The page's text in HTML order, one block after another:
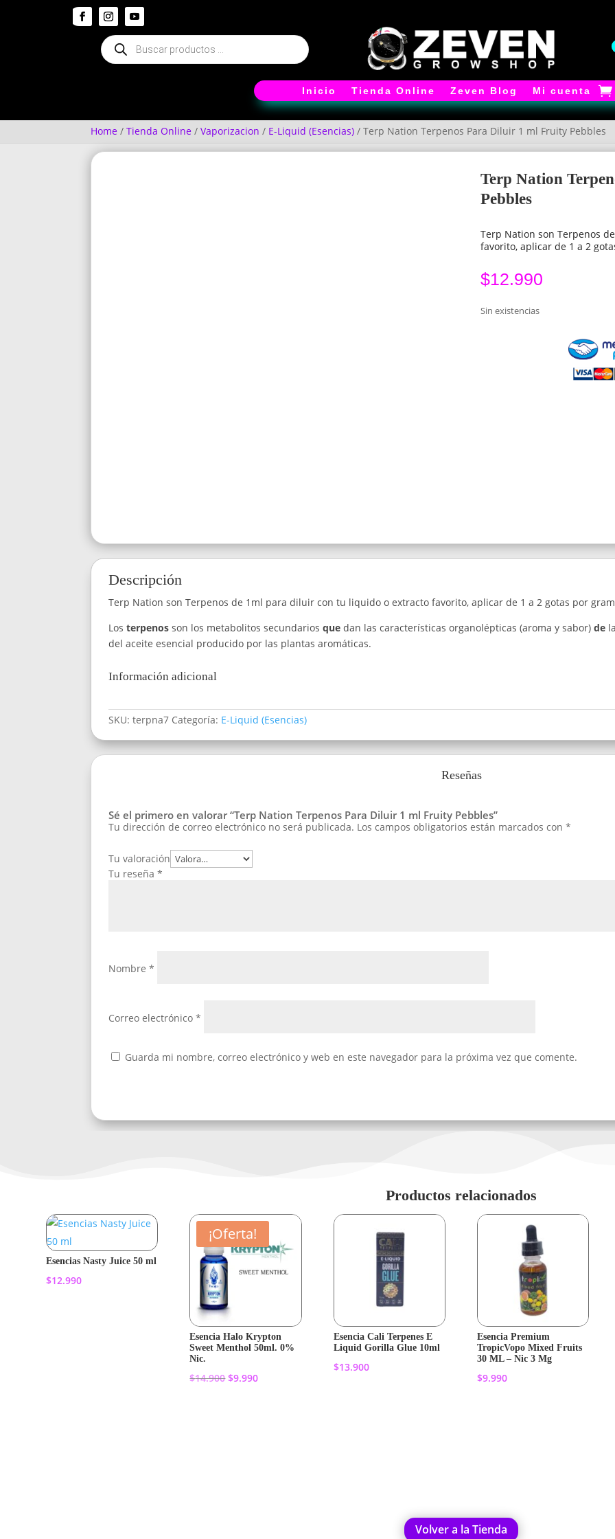
Búsqueda
de
productos
Inicio Tienda Online Zeven Blog Mi cuenta
Home / Tienda Online / Vaporizacion / E-Liquid (Esencias) / Terp Nation Terpenos Para Diluir 1 ml Fruity Pebbles
Terp Nation
Pebbles
Terp Nation son Terpenos
favorito, aplicar de 1 a 2
$12.990
Sin existencias
Descripción
Terp Nation son Terpenos de 1ml para diluir con tu liquido o extracto favorito, aplicar de 1 a 2 gotas por
Los terpenos son los metabolitos secundarios que dan las características organolépticas (aroma y sabor) de
del aceite esencial producido por las plantas aromáticas.
Información adicional
SKU: terpna7 Categoría: E-Liquid (Esencias)
Reseñas
Sé el primero en valorar “Terp Nation Terpenos Para Diluir 1 ml Fruity Pebbles”
Tu dirección de correo electrónico no será publicada. Los campos obligatorios están marcados con *
Tu valoración
Tu reseña *
Nombre *
Correo electrónico *
Guarda mi nombre, correo electrónico y web en este navegador para la próxima vez que comente.
Productos relacionados
Esencias Nasty Juice 50 ml
$12.990
¡Oferta!
Esencia Halo Krypton
Sweet Menthol 50ml. 0%
Nic.
$14.900El
$9.990El
Esencia Cali Terpenes E
Liquid Gorilla Glue 10ml
$13.900
Esencia Premium
TropicVopo Mixed Fruits
30 ML – Nic 3 Mg
$9.990
Volver a la Tienda